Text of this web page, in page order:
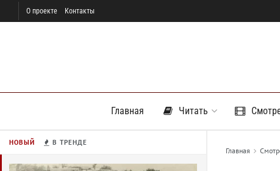
НОВЫЙ В ТРЕНДЕ
О проекте Контакты
Главная Читать
Главная